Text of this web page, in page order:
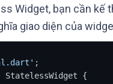
Widget, bạn cần kế
giao diện của
;
StatelessWidget {